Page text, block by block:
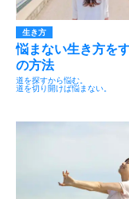
生き方
悩まない生き方を
の方法
道を探すから悩む。
道を切り開けば悩まない。